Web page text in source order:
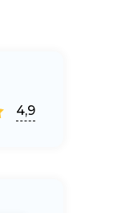
4,9